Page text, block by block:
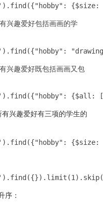
{$size:
兴趣爱好包括画画的学
兴趣爱好既包括画画又包
{$all:
有兴趣爱好有三项的学生的
序：